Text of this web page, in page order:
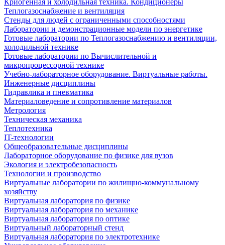
Криогенная и холодильная техника. Кондиционеры
Теплогазоснабжение и вентиляция
Стенды для людей с ограниченными способностями
Лаборатории и демонстрационные модели по энергетике
Готовые лаборатории по Теплогазоснабжению и вентиляции,
холодильной технике
Готовые лаборатории по Вычислительной и
микропроцессорной технике
Учебно-лабораторное оборудование. Виртуальные работы.
Инженерные дисциплины
Гидравлика и пневматика
Материаловедение и сопротивление материалов
Метрология
Техническая механика
Теплотехника
IT-технологии
Общеобразовательные дисциплины
Лабораторное оборудование по физике для вузов
Экология и электробезопасность
Технологии и производство
Виртуальные лаборатории по жилищно-коммунальному
хозяйству
Виртуальная лаборатория по физике
Виртуальная лаборатория по механике
Виртуальная лаборатория по оптике
Виртуальный лабораторный стенд
Виртуальная лаборатория по электротехнике